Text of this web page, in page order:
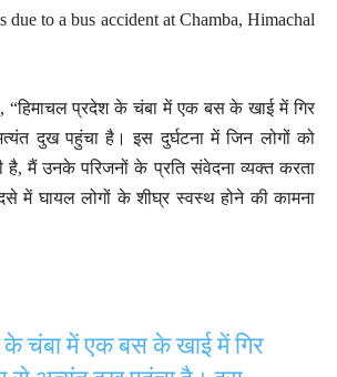
due to a bus accident at Chamba, Himachal
“हिमाचल प्रदेश के चंबा में एक बस के खाई में गिर
दुख पहुंचा है। इस दुर्घटना में जिन लोगों को
है, मैं उनके परिजनों के प्रति संवेदना व्यक्त करता
में घायल लोगों के शीघ्र स्वस्थ होने की कामना
के चंबा में एक बस के खाई में गिर